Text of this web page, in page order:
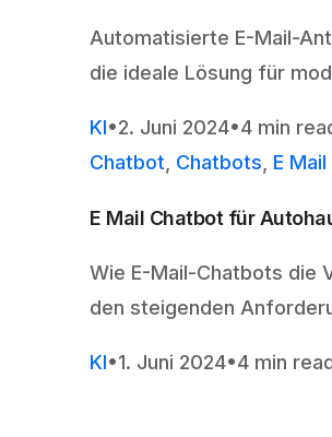
Automatisierte E-Mail-
die ideale Lösung für
KI 2. Juni 2024 4 min
Chatbot, Chatbots, E
E Mail Chatbot für
Wie E-Mail-Chatbots die
den steigenden
KI 1. Juni 2024 4 min